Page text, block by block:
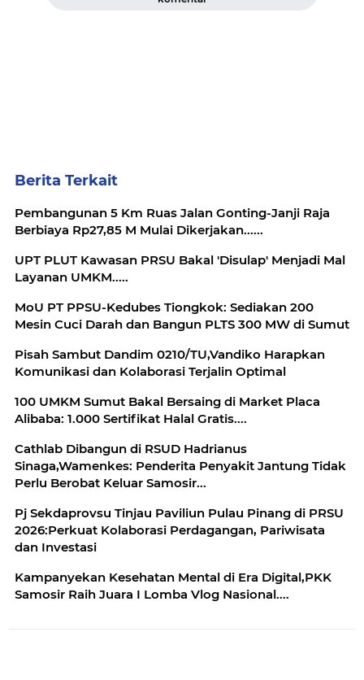
Berita Terkait
Pembangunan 5 Km Ruas Jalan Gonting-Janji Raja
Berbiaya Rp27,85 M Mulai Dikerjakan......
UPT PLUT Kawasan PRSU Bakal 'Disulap' Menjadi Mal
Layanan UMKM.....
MoU PT PPSU-Kedubes Tiongkok: Sediakan 200
Mesin Cuci Darah dan Bangun PLTS 300 MW di Sumut
Pisah Sambut Dandim 0210/TU,Vandiko Harapkan
Komunikasi dan Kolaborasi Terjalin Optimal
100 UMKM Sumut Bakal Bersaing di Market Placa
Alibaba: 1.000 Sertifikat Halal Gratis....
Cathlab Dibangun di RSUD Hadrianus
Sinaga,Wamenkes: Penderita Penyakit Jantung Tidak
Perlu Berobat Keluar Samosir...
Pj Sekdaprovsu Tinjau Paviliun Pulau Pinang di PRSU
2026:Perkuat Kolaborasi Perdagangan, Pariwisata
dan Investasi
Kampanyekan Kesehatan Mental di Era Digital,PKK
Samosir Raih Juara I Lomba Vlog Nasional....